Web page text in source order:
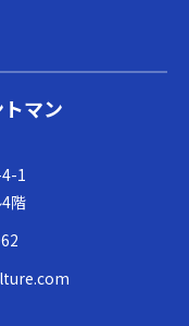
マン
1
階